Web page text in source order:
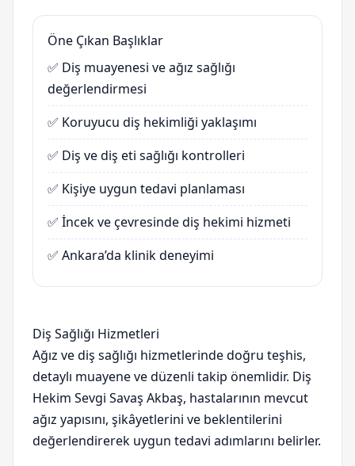
Öne Çıkan Başlıklar
✅ Diş muayenesi ve ağız sağlığı
değerlendirmesi
✅ Koruyucu diş hekimliği yaklaşımı
✅ Diş ve diş eti sağlığı kontrolleri
✅ Kişiye uygun tedavi planlaması
✅ İncek ve çevresinde diş hekimi hizmeti
✅ Ankara’da klinik deneyimi
Diş Sağlığı Hizmetleri
Ağız ve diş sağlığı hizmetlerinde doğru teşhis,
detaylı muayene ve düzenli takip önemlidir. Diş
Hekim Sevgi Savaş Akbaş, hastalarının mevcut
ağız yapısını, şikâyetlerini ve beklentilerini
değerlendirerek uygun tedavi adımlarını belirler.